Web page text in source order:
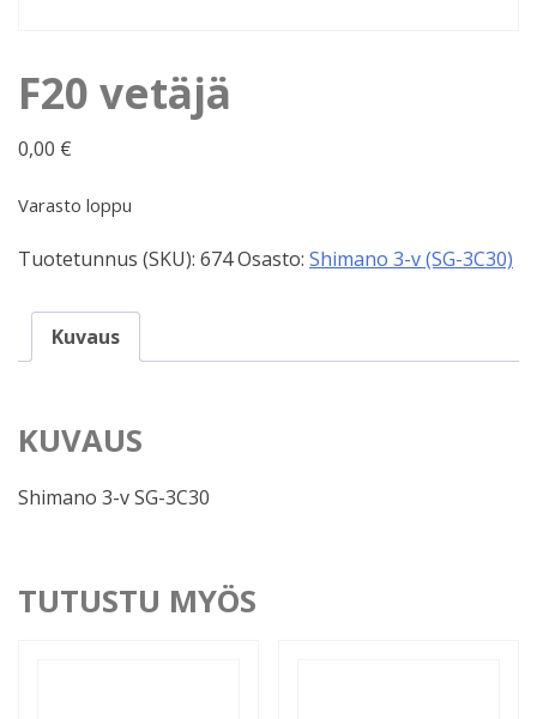
F20 vetäjä
0,00 €
Varasto loppu
Tuotetunnus (SKU): 674Osasto: Shimano 3-v (SG-3C30)
Kuvaus
KUVAUS
Shimano 3-v SG-3C30
TUTUSTU MYÖS